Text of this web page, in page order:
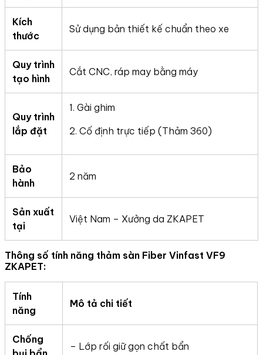
Kích
thước
Sử dụng bản thiết kế chuẩn theo xe
Quy trình
tạo hình
Cắt CNC, ráp may bằng máy
Quy trình
lắp đặt
1. Gài ghim
2. Cố định trực tiếp (Thảm 360)
Bảo
hành
2 năm
Sản xuất
tại
Việt Nam – Xưởng da ZKAPET
Thông số tính năng thảm sàn Fiber Vinfast VF9
ZKAPET:
Tính
năng
Mô tả chi tiết
Chống
– Lớp rối giữ gọn chất bẩn